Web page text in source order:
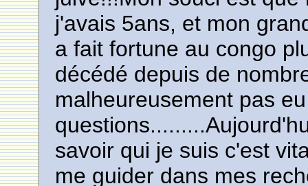
j'avais 5ans, et mon
a fait fortune au congo
décédé depuis de
malheureusement pas
savoir qui je suis c'est
me guider dans mes